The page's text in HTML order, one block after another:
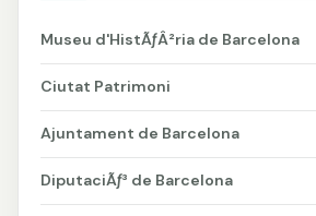
Museu d'HistÃƒÂ²ria de Barcelona
Ciutat Patrimoni
Ajuntament de Barcelona
DiputaciÃƒ³ de Barcelona